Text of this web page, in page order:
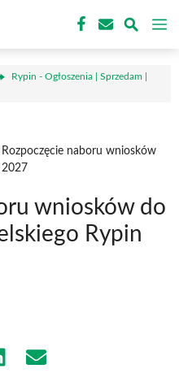
Rypin - Ogłoszenia | Sprzedam |
Rozpoczęcie naboru wniosków
wniosków do
Rypin
Share